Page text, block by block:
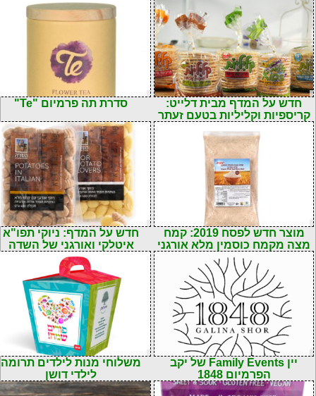
חדש על המדף מבית דלייט:
קריספיות וקליליות בטעם זעתר
סדרת תה פרמיום "Te"
מוצר חדש לפסח 2019: קמח
מצה מקמח כוסמין מלא אורגני
חדש על המדף: ניוקי תפו"א
איטלקי ואורגני של השדה
יין Family Events של יקב
הפרמיום 1848
משלוחי מנות לילדים תרומה
לילדי דושן